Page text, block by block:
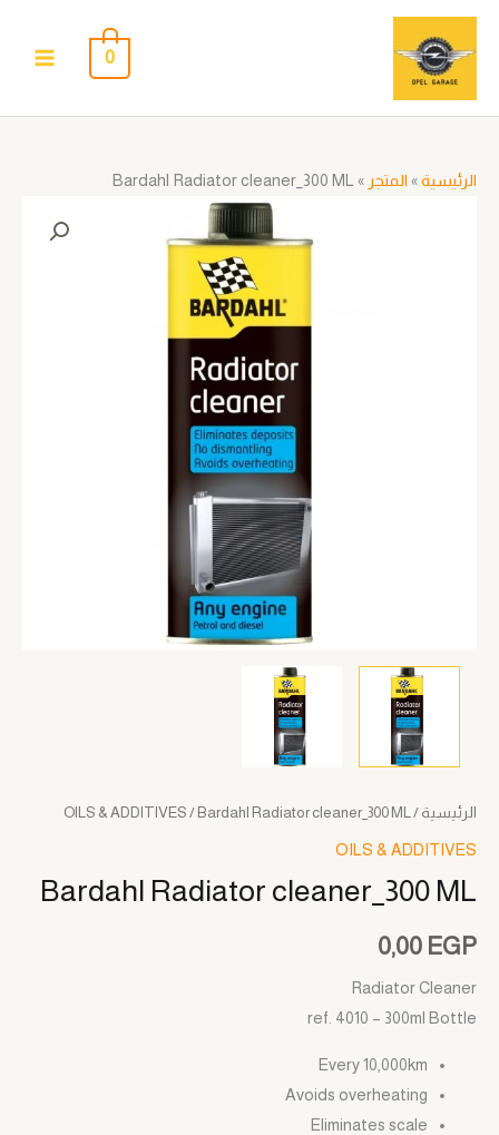
تخطي
المحتوى
0
الرئيسية» المتجر »
Bardahl Radiator cleaner_300 ML
الرئيسية /
OILS & ADDITIVES / Bardahl Radiator cleaner_300 ML
OILS & ADDITIVES
Bardahl Radiator cleaner_300 ML
0,00 EGP
Radiator Cleaner
ref. 4010 – 300ml Bottle
Every 10,000km
Avoids overheating
Eliminates scale